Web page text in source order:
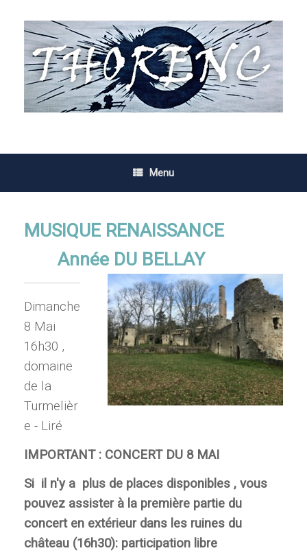
content
Menu
MUSIQUE RENAISSANCE
Année DU BELLAY
Dimanche
8 Mai
16h30 ,
domaine
de la
Turmelièr
e - Liré
IMPORTANT : CONCERT DU 8 MAI
Si il n'y a plus de places disponibles , vous
pouvez assister à la première partie du
concert en extérieur dans les ruines du
château (16h30): participation libre